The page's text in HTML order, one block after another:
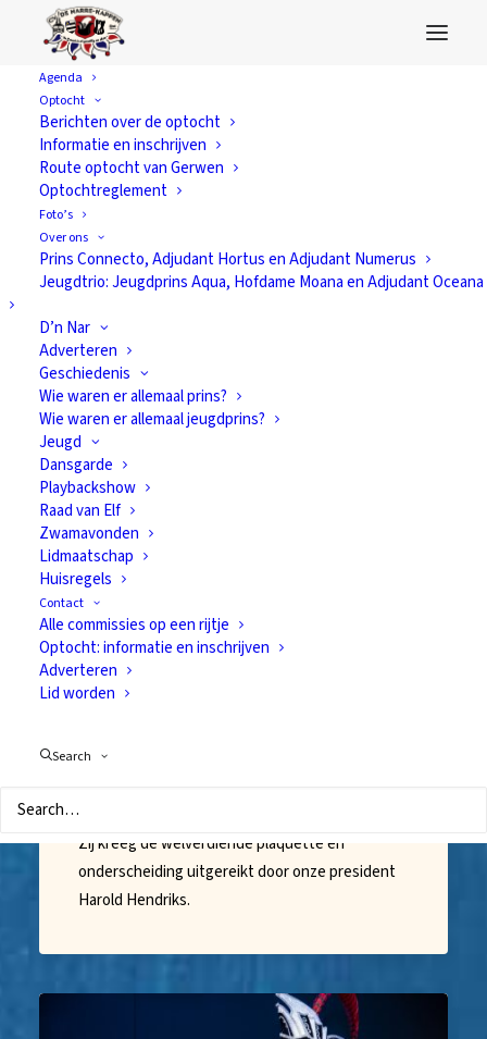
Agenda
Optocht
Berichten over de optocht
Informatie en inschrijven
Route optocht van Gerwen
Optochtreglement
Foto’s
Over ons
Prins Connecto, Adjudant Hortus en Adjudant Numerus
Jeugdtrio: Jeugdprins Aqua, Hofdame Moana en Adjudant Oceana
D’n Nar
Adverteren
Geschiedenis
Wie waren er allemaal prins?
Wie waren er allemaal jeugdprins?
Jeugd
Dansgarde
Playbackshow
Raad van Elf
Zwamavonden
Lidmaatschap
Huisregels
Contact
Alle commissies op een rijtje
Optocht: informatie en inschrijven
Adverteren
Lid worden
Search
Senior van het
Jaar
van het Jaar 2020
Zij kreeg de welverdiende plaquette en
onderscheiding uitgereikt door onze president
Harold Hendriks.